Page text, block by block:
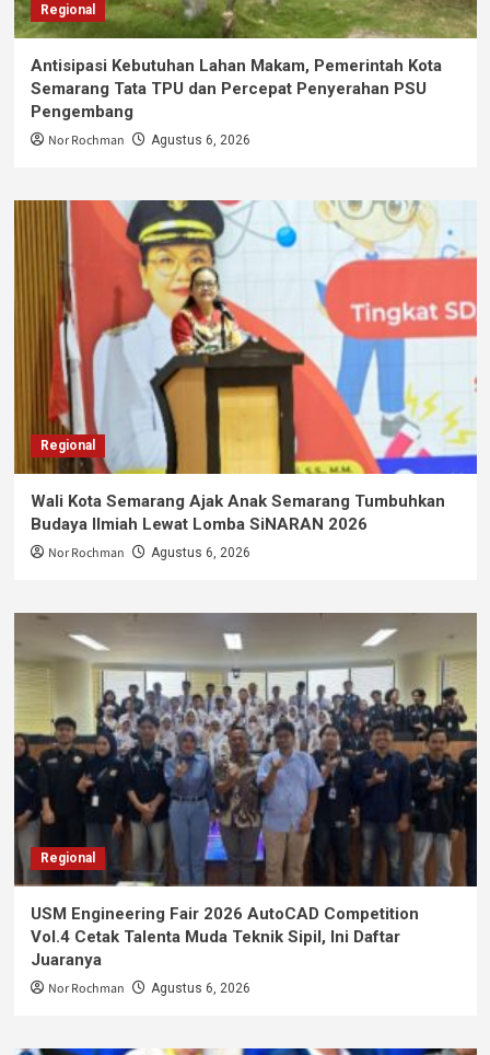
Regional
Antisipasi Kebutuhan Lahan Makam, Pemerintah Kota
Semarang Tata TPU dan Percepat Penyerahan PSU
Pengembang
Nor Rochman Agustus 6, 2026
Regional
Wali Kota Semarang Ajak Anak Semarang Tumbuhkan
Budaya Ilmiah Lewat Lomba SiNARAN 2026
Nor Rochman Agustus 6, 2026
Regional
USM Engineering Fair 2026 AutoCAD Competition
Vol.4 Cetak Talenta Muda Teknik Sipil, Ini Daftar
Juaranya
Nor Rochman Agustus 6, 2026